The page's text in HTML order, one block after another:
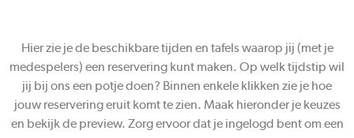
Hier zie je de beschikbare tijden en tafels waarop jij (met je
medespelers) een reservering kunt maken. Op welk tijdstip wil
jij bij ons een potje doen? Binnen enkele klikken zie je hoe
jouw reservering eruit komt te zien. Maak hieronder je keuzes
en bekijk de preview. Zorg ervoor dat je ingelogd bent om een